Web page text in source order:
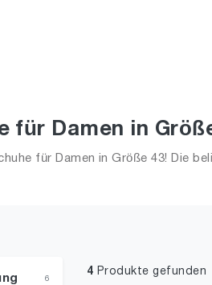
für Damen in
für Damen in Größe 43! Die
6
4 Produkte gefunden